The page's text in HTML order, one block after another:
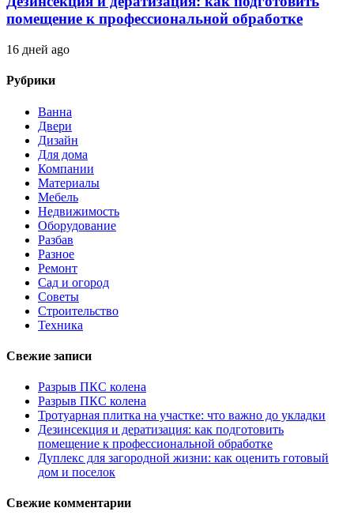
помещение к профессиональной обработке
16 дней ago
Рубрики
Ванна
Двери
Дизайн
Для дома
Компании
Материалы
Мебель
Недвижимость
Оборудование
Разбав
Разное
Ремонт
Сад и огород
Советы
Строительство
Техника
Свежие записи
Разрыв ПКС колена
Разрыв ПКС колена
Тротуарная плитка на участке: что важно до укладки
Дезинсекция и дератизация: как подготовить
помещение к профессиональной обработке
Дуплекс для загородной жизни: как оценить готовый
дом и поселок
Свежие комментарии